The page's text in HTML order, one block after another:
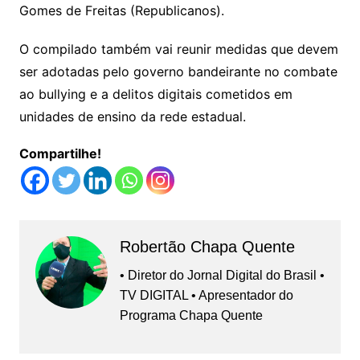
Gomes de Freitas (Republicanos).
O compilado também vai reunir medidas que devem
ser adotadas pelo governo bandeirante no combate
ao bullying e a delitos digitais cometidos em
unidades de ensino da rede estadual.
Compartilhe!
Robertão Chapa Quente
• Diretor do Jornal Digital do Brasil •
TV DIGITAL • Apresentador do
Programa Chapa Quente